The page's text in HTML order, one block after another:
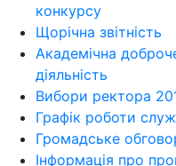
конкурсу
Щорічна звітність
Академічна
діяльність
Вибори ректора
Графік роботи
Громадське
Інформація про